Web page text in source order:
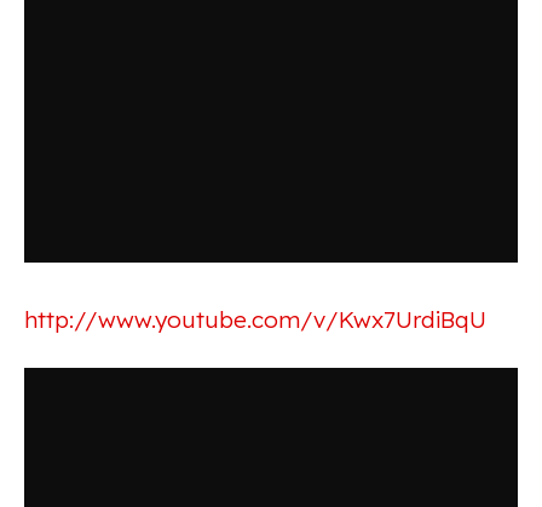
http://www.youtube.com/v/Kwx7UrdiBqU